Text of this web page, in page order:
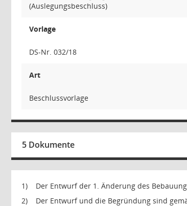
(Auslegungsbeschluss)
Vorlage
DS-Nr. 032/18
Art
Beschlussvorlage
5 Dokumente
1)
Der Entwurf der 1. Änderung des
2)
Der Entwurf und die Begründung sind